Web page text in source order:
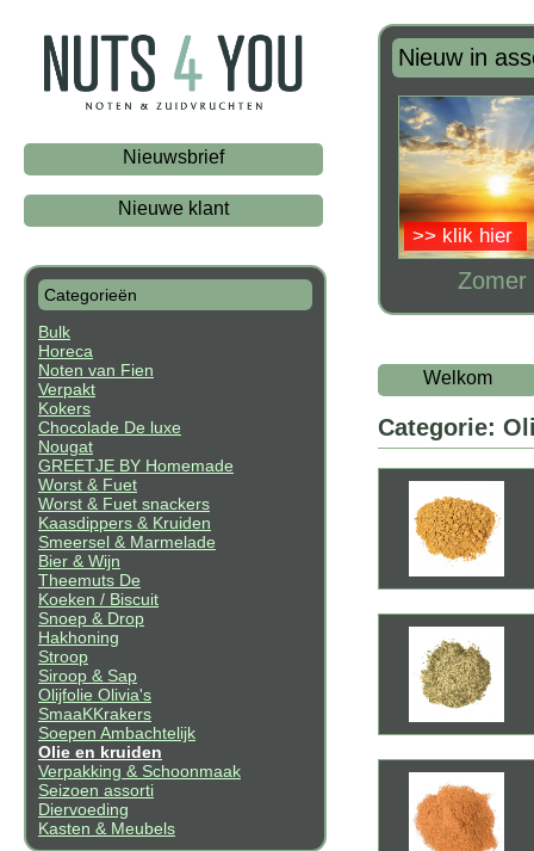
Nieuwsbrief
Nieuwe klant
Categorieën
Bulk
Horeca
Noten van Fien
Verpakt
Kokers
Chocolade De luxe
Nougat
GREETJE BY Homemade
Worst & Fuet
Worst & Fuet snackers
Kaasdippers & Kruiden
Smeersel & Marmelade
Bier & Wijn
Theemuts De
Koeken / Biscuit
Snoep & Drop
Hakhoning
Stroop
Siroop & Sap
Olijfolie Olivia's
SmaaKKrakers
Soepen Ambachtelijk
Olie en kruiden
Verpakking & Schoonmaak
Seizoen assorti
Diervoeding
Kasten & Meubels
Nieuw in
Zomer
>> klik hier
Welkom
Categorie: